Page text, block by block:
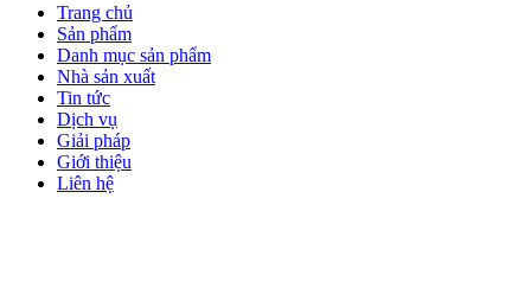
Trang chủ
Sản phẩm
Danh mục sản phẩm
Nhà sản xuất
Tin tức
Dịch vụ
Giải pháp
Giới thiệu
Liên hệ